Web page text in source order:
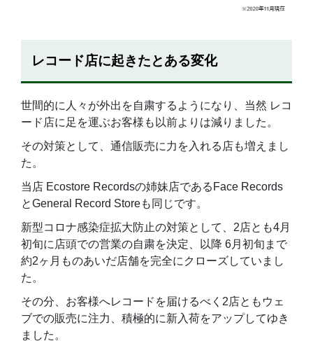
レコード店に起きたとある変化
世間的に人々が外出を自粛するようになり、当然 レコ
ード店に足を運ぶお客様も以前よりは減りました。
その対策として、通信販売に力を入れる店も増えまし
た。
当店 Ecostore Recordsの姉妹店であるFace Records
とGeneral Record Storeも同じです。
新型コロナ感染症拡大防止の対策として、2店とも4月
初旬に店頭での営業の自粛を決定、以降 6月初旬まで
約2ヶ月ものあいだ店舗を完全にクローズしていまし
た。
その分、お客様へレコードを届けるべく2店ともウェ
ブでの販売に注力、積極的に新入荷をアップしてゆき
ました。